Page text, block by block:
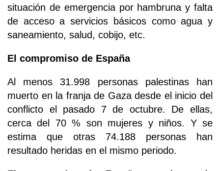
situación de emergencia por hambruna y falta
de acceso a servicios básicos como agua y
saneamiento, salud, cobijo, etc.
El compromiso de España
Al menos 31.998 personas palestinas han
muerto en la franja de Gaza desde el inicio del
conflicto el pasado 7 de octubre. De ellas,
cerca del 70 % son mujeres y niños. Y se
estima que otras 74.188 personas han
resultado heridas en el mismo periodo.